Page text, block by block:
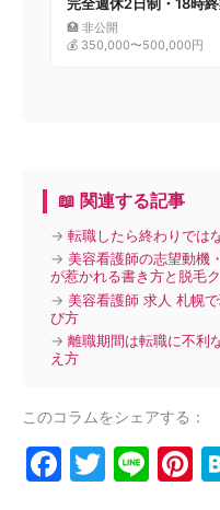
🏥 非公開
💰 350,000〜500,000円
📖 関連する記事
→ 転職したら終わりで
→ 美容看護師の志望動機
が惹かれる書き方と脱毛
→ 美容看護師 求人 札幌
び方
→ 離職期間は転職に不利
え方
このコラムをシェアする：
F
T
Li